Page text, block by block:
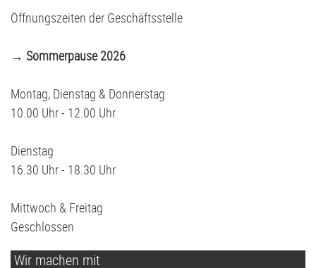
Öffnungszeiten der Geschäftsstelle
→ Sommerpause 2026
Montag, Dienstag & Donnerstag
10.00 Uhr - 12.00 Uhr
Dienstag
16.30 Uhr - 18.30 Uhr
Mittwoch & Freitag
Geschlossen
Wir machen mit